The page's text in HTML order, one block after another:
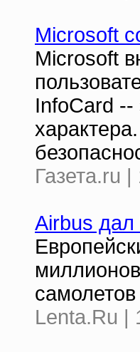
Microsoft
Microsoft
InfoCard
Газета.ru
Airbus дал
самолетов
Lenta.Ru |